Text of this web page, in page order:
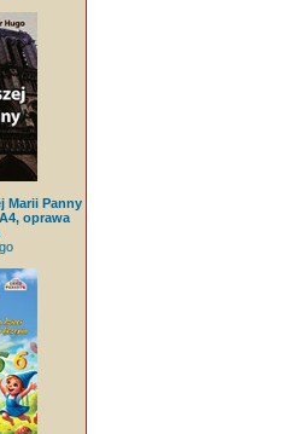
Marii Panny
oprawa